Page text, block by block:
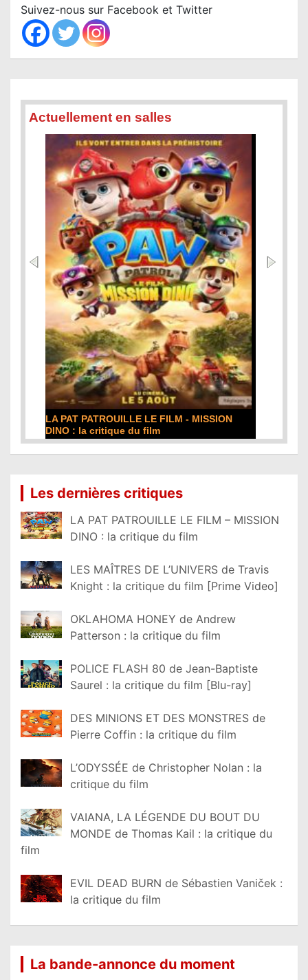
c
h
Suivez-nous sur Facebook et Twitter
Actuellement en salles
LA PAT PATROUILLE LE FILM - MISSION
DINO : la critique du film
Les dernières critiques
LA PAT PATROUILLE LE FILM – MISSION
DINO : la critique du film
LES MAÎTRES DE L’UNIVERS de Travis
Knight : la critique du film [Prime Video]
OKLAHOMA HONEY de Andrew
Patterson : la critique du film
POLICE FLASH 80 de Jean-Baptiste
Saurel : la critique du film [Blu-ray]
DES MINIONS ET DES MONSTRES de
Pierre Coffin : la critique du film
L’ODYSSÉE de Christopher Nolan : la
critique du film
VAIANA, LA LÉGENDE DU BOUT DU
MONDE de Thomas Kail : la critique du
film
EVIL DEAD BURN de Sébastien Vaniček :
la critique du film
La bande-annonce du moment